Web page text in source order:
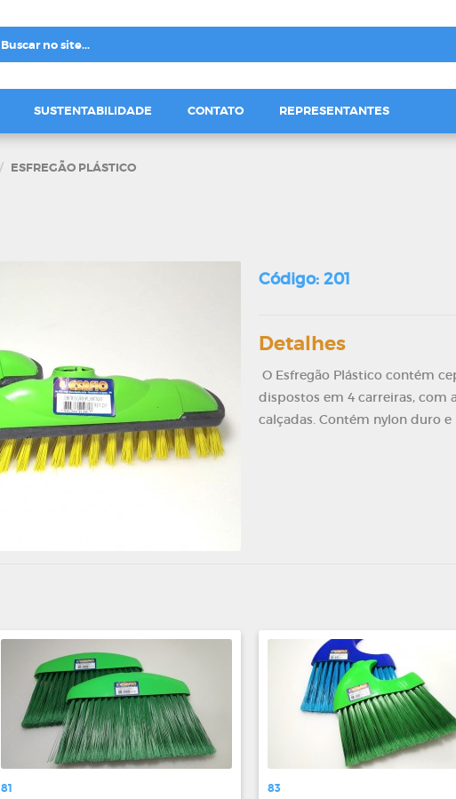
SUSTENTABILIDADE CONTATO REPRESENTANTES
ESFREGÃO PLÁSTICO
Código: 201
Detalhes
O Esfregão Plástico contém
dispostos em 4 carreiras, com
calçadas. Contém nylon duro
81 83